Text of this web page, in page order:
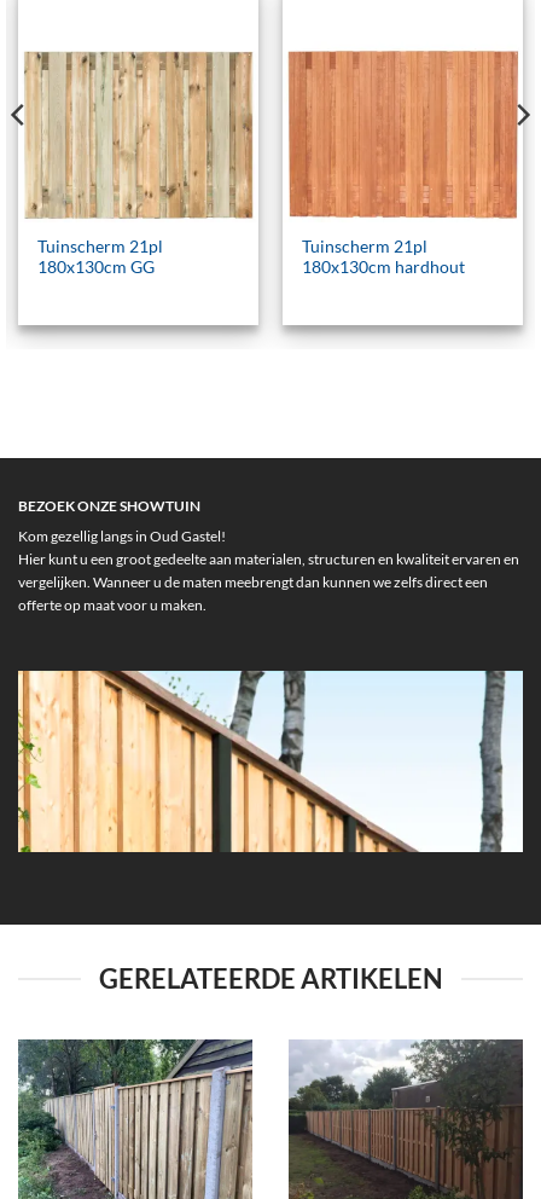
Tuinscherm 21pl
180x130cm GG
Tuinscherm 21pl
180x130cm hardhout
BEZOEK ONZE SHOWTUIN
Kom gezellig langs in Oud Gastel!
Hier kunt u een groot gedeelte aan materialen, structuren en kwaliteit ervaren en
vergelijken. Wanneer u de maten meebrengt dan kunnen we zelfs direct een
offerte op maat voor u maken.
GERELATEERDE ARTIKELEN